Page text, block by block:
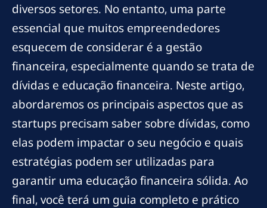
diversos setores. No entanto, uma parte
essencial que muitos empreendedores
esquecem de considerar é a gestão
financeira, especialmente quando se trata de
dívidas e educação financeira. Neste artigo,
abordaremos os principais aspectos que as
startups precisam saber sobre dívidas, como
elas podem impactar o seu negócio e quais
estratégias podem ser utilizadas para
garantir uma educação financeira sólida. Ao
final, você terá um guia completo e prático